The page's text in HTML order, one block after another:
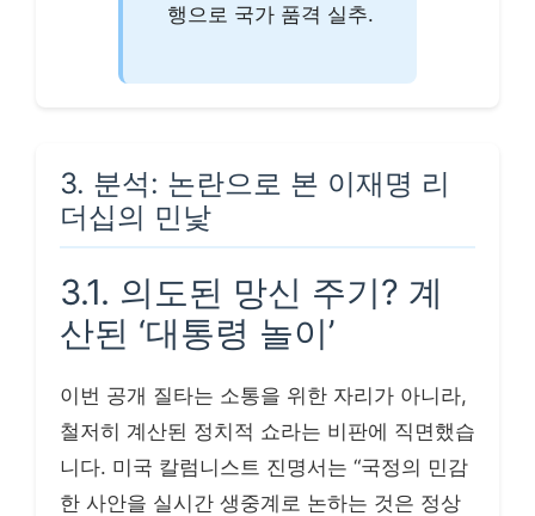
행으로 국가 품격 실추.
3. 분석: 논란으로 본 이재명 리
더십의 민낯
3.1. 의도된 망신 주기? 계
산된 ‘대통령 놀이’
이번 공개 질타는 소통을 위한 자리가 아니라,
철저히 계산된 정치적 쇼라는 비판에 직면했습
니다. 미국 칼럼니스트 진명서는 “국정의 민감
한 사안을 실시간 생중계로 논하는 것은 정상